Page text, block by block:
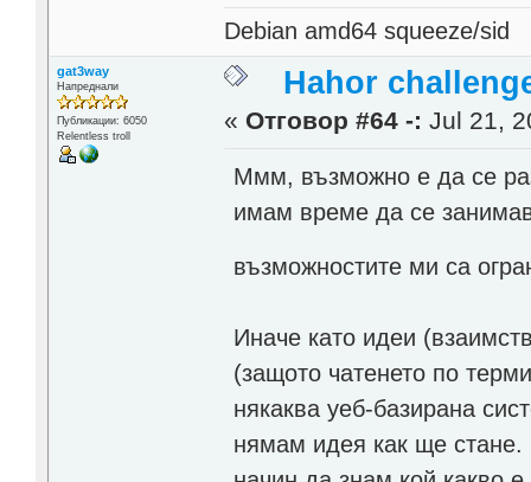
Debian amd64 squeeze/sid
gat3way
Напреднали
Публикации: 6050
Relentless troll
Hahor
« Отговор #64 -: Jul 21,
Ммм, възможно е да се
имам време да се
възможностите ми са
Иначе като идеи
(защото чатенето по
някаква уеб-базирана
нямам идея как ще